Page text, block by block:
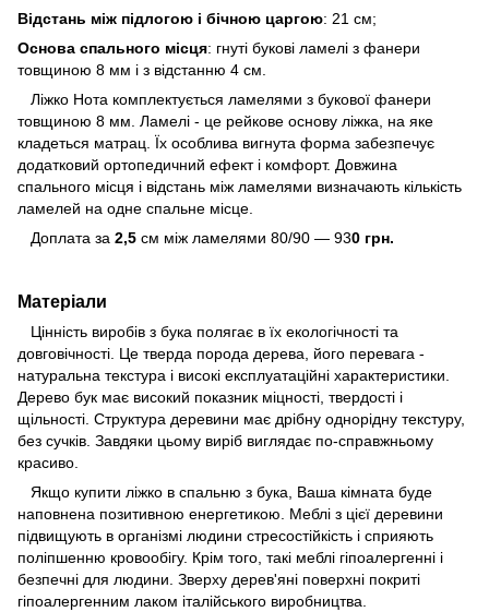
Відстань між підлогою і бічною царгою: 21 см;
Основа спального місця: гнуті букові ламелі з фанери
товщиною 8 мм і з відстанню 4 см.
Ліжко Нота комплектується ламелями з букової фанери
товщиною 8 мм. Ламелі - це рейкове основу ліжка, на яке
кладеться матрац. Їх особлива вигнута форма забезпечує
додатковий ортопедичний ефект і комфорт. Довжина
спального місця і відстань між ламелями визначають кількість
ламелей на одне спальне місце.
Доплата за 2,5 см між ламелями 80/90 — 930 грн.
Матеріали
Цінність виробів з бука полягає в їх екологічності та
довговічності. Це тверда порода дерева, його перевага -
натуральна текстура і високі експлуатаційні характеристики.
Дерево бук має високий показник міцності, твердості і
щільності. Структура деревини має дрібну однорідну текстуру,
без сучків. Завдяки цьому виріб виглядає по-справжньому
красиво.
Якщо купити ліжко в спальню з бука, Ваша кімната буде
наповнена позитивною енергетикою. Меблі з цієї деревини
підвищують в організмі людини стресостійкість і сприяють
поліпшенню кровообігу. Крім того, такі меблі гіпоалергенні і
безпечні для людини. Зверху дерев'яні поверхні покриті
гіпоалергенним лаком італійського виробництва.